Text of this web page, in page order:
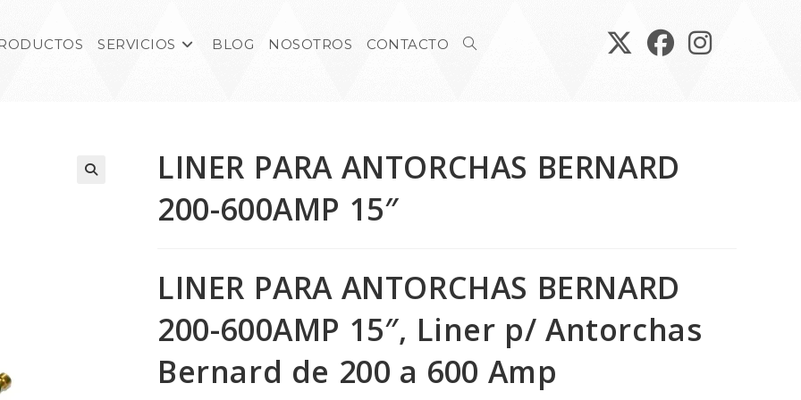
SERVICIOS BLOG NOSOTROS CONTACTO TOGGLE
LINER PARA ANTORCHAS BERNARD
200-600AMP 15″
LINER PARA ANTORCHAS BERNARD
200-600AMP 15″, Liner p/ Antorchas
Bernard de 200 a 600 Amp